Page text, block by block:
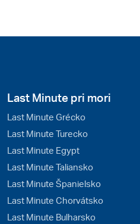
Last Minute pri mori
Last Minute Grécko
Last Minute Turecko
Last Minute Egypt
Last Minute Taliansko
Last Minute Španielsko
Last Minute Chorvátsko
Last Minute Bulharsko